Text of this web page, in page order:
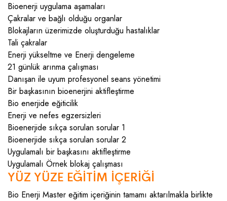
Bioenerji uygulama aşamaları
Çakralar ve bağlı olduğu organlar
Blokajların üzerimizde oluşturduğu hastalıklar
Tali çakralar
Enerji yükseltme ve Enerji dengeleme
21 günlük arınma çalışması
Danışan ile uyum profesyonel seans yönetimi
Bir başkasının bioenerjini aktifleştirme
Bio enerjide eğiticilik
Enerji ve nefes egzersizleri
Bioenerjide sıkça sorulan sorular 1
Bioenerjide sıkça sorulan sorular 2
Uygulamalı bir başkasını aktifleştirme
Uygulamalı Örnek blokaj çalışması
YÜZ YÜZE EĞİTİM İÇERİĞİ
Bio Enerji Master eğitim içeriğinin tamamı aktarılmakla birlikte